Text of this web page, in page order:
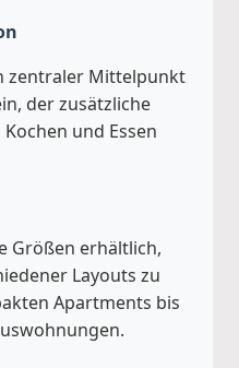
zentraler Mittelpunkt
der zusätzliche
und Essen
Größen erhältlich,
Layouts zu
Apartments bis